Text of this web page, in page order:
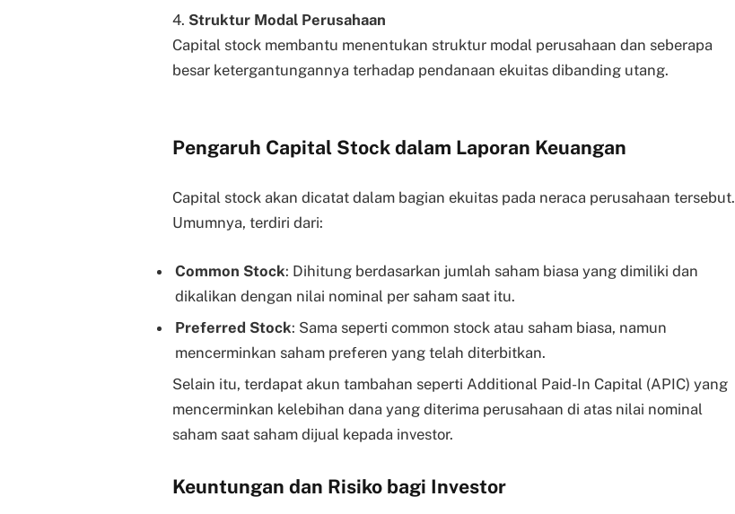
4. Struktur Modal Perusahaan
Capital stock membantu menentukan struktur modal perusahaan dan seberapa
besar ketergantungannya terhadap pendanaan ekuitas dibanding utang.
Pengaruh Capital Stock dalam Laporan Keuangan
Capital stock akan dicatat dalam bagian ekuitas pada neraca perusahaan tersebut.
Umumnya, terdiri dari:
Common Stock: Dihitung berdasarkan jumlah saham biasa yang dimiliki dan
dikalikan dengan nilai nominal per saham saat itu.
Preferred Stock: Sama seperti common stock atau saham biasa, namun
mencerminkan saham preferen yang telah diterbitkan.
Selain itu, terdapat akun tambahan seperti Additional Paid-In Capital (APIC) yang
mencerminkan kelebihan dana yang diterima perusahaan di atas nilai nominal
saham saat saham dijual kepada investor.
Keuntungan dan Risiko bagi Investor